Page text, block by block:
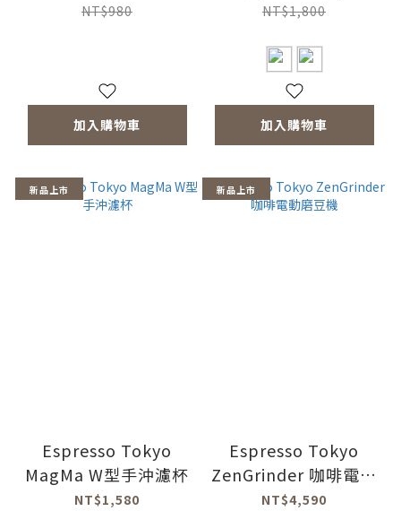
NT$980
加入購物車
NT$1,800
加入購物車
新品上市
Espresso Tokyo
MagMa W型手沖濾杯
NT$1,580
新品上市
Espresso Tokyo
ZenGrinder 咖啡電動
磨豆機
NT$4,590